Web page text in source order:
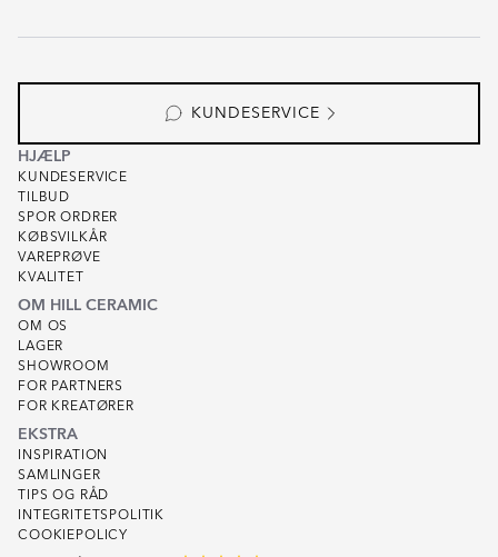
KUNDESERVICE
HJÆLP
KUNDESERVICE
TILBUD
SPOR ORDRER
KØBSVILKÅR
VAREPRØVE
KVALITET
OM HILL CERAMIC
OM OS
LAGER
SHOWROOM
FOR PARTNERS
FOR KREATØRER
EKSTRA
INSPIRATION
SAMLINGER
TIPS OG RÅD
INTEGRITETSPOLITIK
COOKIEPOLICY